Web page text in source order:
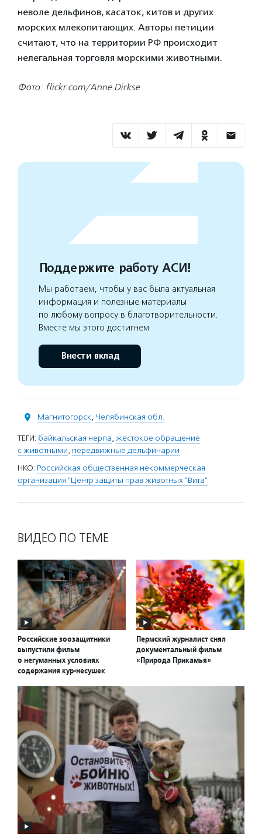
неволе дельфинов, касаток, китов и других
морских млекопитающих. Авторы петиции
считают, что на территории РФ происходит
нелегальная торговля морскими животными.
Фото: flickr.com/Anne Dirkse
Поддержите работу АСИ!
Мы работаем, чтобы у вас была актуальная
информация и полезные материалы
по любому вопросу в благотворительности.
Вместе мы этого достигнем
Внести вклад
Магнитогорск, Челябинская обл.
ТЕГИ: байкальская нерпа, жестокое обращение
с животными, передвижные дельфинарии
НКО: Российская общественная некоммерческая
организация "Центр защиты прав животных "Вита"
ВИДЕО ПО ТЕМЕ
Российские зоозащитники
выпустили фильм
о негуманных условиях
содержания кур-несушек
Пермский журналист снял
документальный фильм
«Природа Прикамья»